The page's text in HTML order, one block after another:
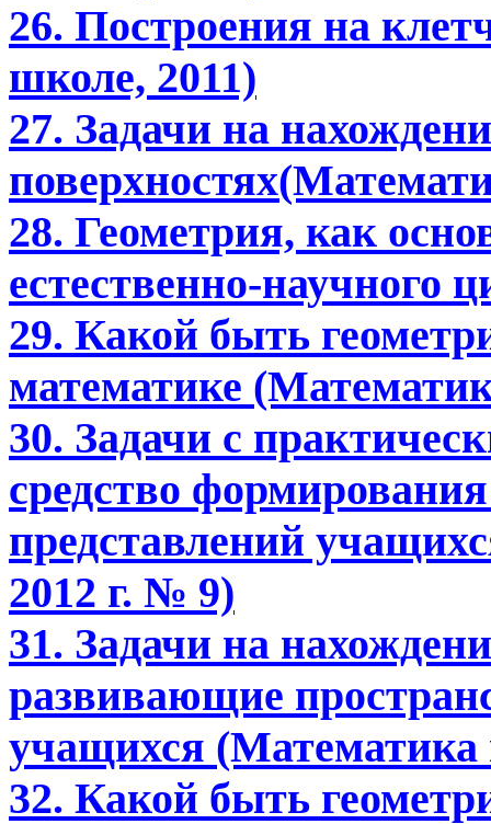
26. Построения на
школе, 2011)
27. Задачи на
28. Геометрия, как
естественно-научного
29. Какой быть
математике
30. Задачи с
средство
представлений
2012 г. № 9)
31. Задачи на
развивающие
учащихся (Математика
32. Какой быть